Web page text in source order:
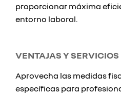
proporcionar máxima
entorno laboral.
VENTAJAS Y SERVICIOS
Aprovecha las medidas
específicas para